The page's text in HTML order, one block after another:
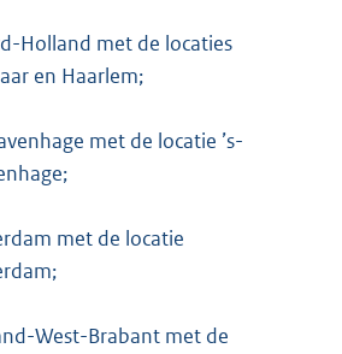
Holland met de locaties
en Haarlem;
met de locatie ’s-
met de locatie
West-Brabant met de